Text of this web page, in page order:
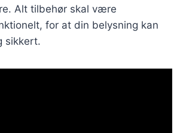
Alt tilbehør skal være
for at din belysning kan
sikkert.